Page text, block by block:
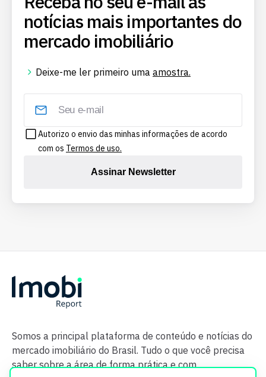
notícias mais importantes do
mercado imobiliário
Deixe-me ler primeiro uma amostra.
Autorizo o envio das minhas informações de acordo
com os Termos de uso.
Assinar Newsletter
Somos a principal plataforma de conteúdo e notícias do
mercado imobiliário do Brasil. Tudo o que você precisa
saber sobre a área de forma prática e com